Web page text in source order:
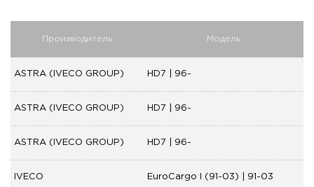
Производитель Модель
ASTRA (IVECO GROUP) HD7 | 96-
ASTRA (IVECO GROUP) HD7 | 96-
ASTRA (IVECO GROUP) HD7 | 96-
IVECO EuroCargo I (91-03) | 91-03